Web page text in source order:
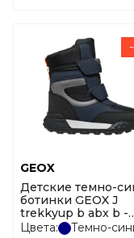
GEOX
Детские темно-
ботинки GEOX J
trekkyup b abx b -
dbk+nylon размер
Цвета:
Темно-